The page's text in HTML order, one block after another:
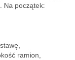
Na początek:
ramion,